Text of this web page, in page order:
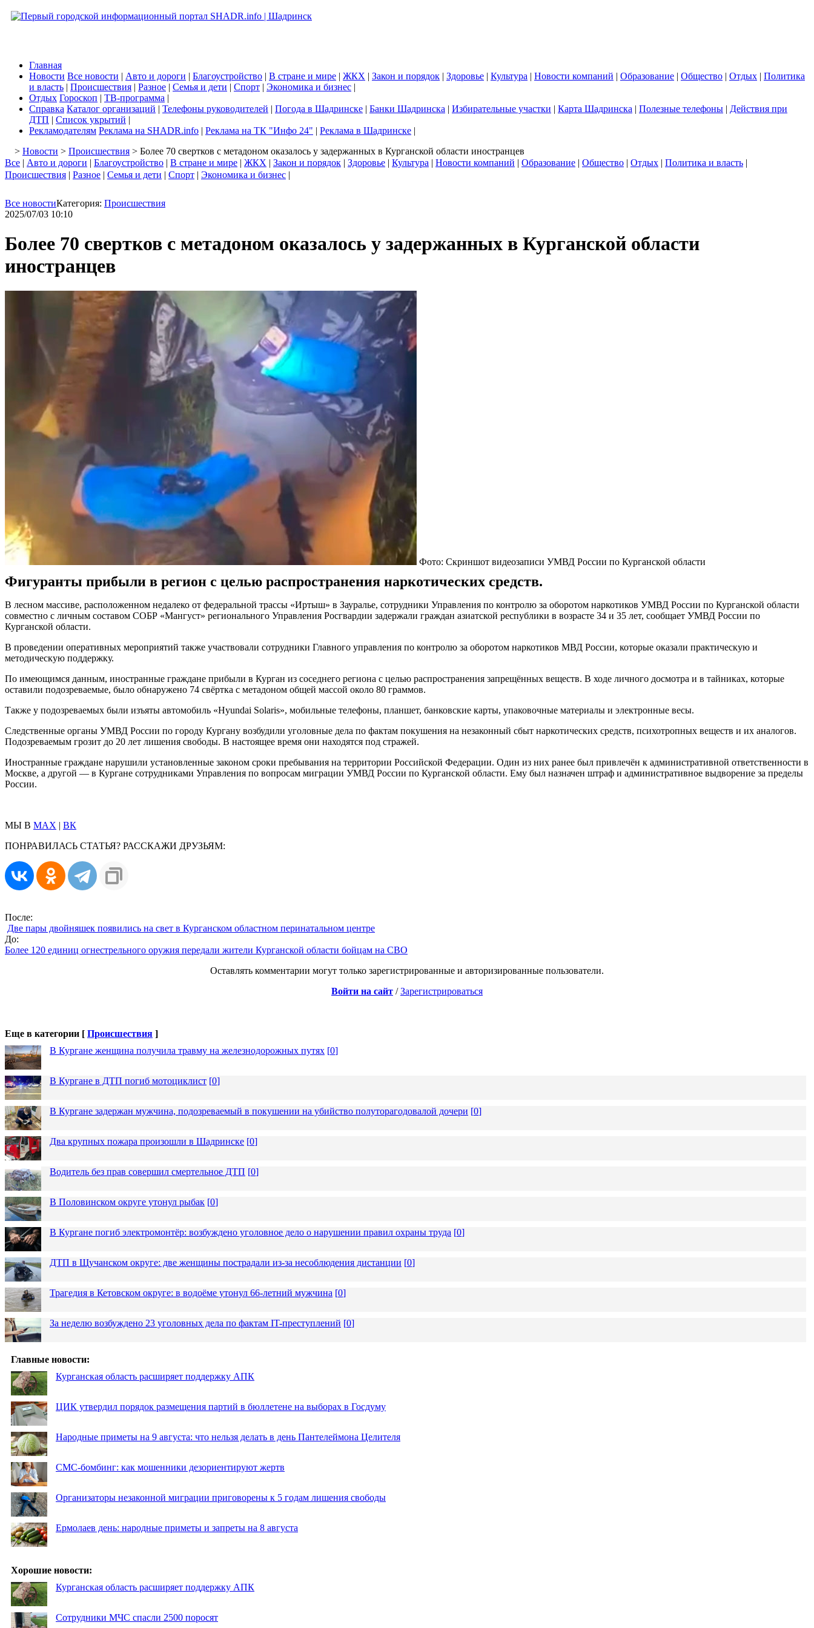
Главная
Новости Все новости | Авто и дороги | Благоустройство | В стране и мире | ЖКХ | Закон и порядок | Здоровье | Культура | Новости компаний | Образование | Общество | Отдых | Политика
и власть | Происшествия | Разное | Семья и дети | Спорт | Экономика и бизнес |
Отдых Гороскоп | ТВ-программа |
Справка Каталог организаций | Телефоны руководителей | Погода в Шадринске | Банки Шадринска | Избирательные участки | Карта Шадринска | Полезные телефоны | Действия при
ДТП | Список укрытий |
Рекламодателям Реклама на SHADR.info | Реклама на ТК "Инфо 24" | Реклама в Шадринске |
> Новости > Происшествия > Более 70 свертков с метадоном оказалось у задержанных в Курганской области иностранцев
Все | Авто и дороги | Благоустройство | В стране и мире | ЖКХ | Закон и порядок | Здоровье | Культура | Новости компаний | Образование | Общество | Отдых | Политика и власть |
Происшествия | Разное | Семья и дети | Спорт | Экономика и бизнес |
Все новостиКатегория: Происшествия
2025/07/03 10:10
Более 70 свертков с метадоном оказалось у задержанных в Курганской области
иностранцев
Фото: Скриншот видеозаписи УМВД России по Курганской области
Фигуранты прибыли в регион с целью распространения наркотических средств.
В лесном массиве, расположенном недалеко от федеральной трассы «Иртыш» в Зауралье, сотрудники Управления по контролю за оборотом наркотиков УМВД России по Курганской области
совместно с личным составом СОБР «Мангуст» регионального Управления Росгвардии задержали граждан азиатской республики в возрасте 34 и 35 лет, сообщает УМВД России по
Курганской области.
В проведении оперативных мероприятий также участвовали сотрудники Главного управления по контролю за оборотом наркотиков МВД России, которые оказали практическую и
методическую поддержку.
По имеющимся данным, иностранные граждане прибыли в Курган из соседнего региона с целью распространения запрещённых веществ. В ходе личного досмотра и в тайниках, которые
оставили подозреваемые, было обнаружено 74 свёртка с метадоном общей массой около 80 граммов.
Также у подозреваемых были изъяты автомобиль «Hyundai Solaris», мобильные телефоны, планшет, банковские карты, упаковочные материалы и электронные весы.
Следственные органы УМВД России по городу Кургану возбудили уголовные дела по фактам покушения на незаконный сбыт наркотических средств, психотропных веществ и их аналогов.
Подозреваемым грозит до 20 лет лишения свободы. В настоящее время они находятся под стражей.
Иностранные граждане нарушили установленные законом сроки пребывания на территории Российской Федерации. Один из них ранее был привлечён к административной ответственности в
Москве, а другой — в Кургане сотрудниками Управления по вопросам миграции УМВД России по Курганской области. Ему был назначен штраф и административное выдворение за пределы
России.
МЫ В MAX | ВК
ПОНРАВИЛАСЬ СТАТЬЯ? РАССКАЖИ ДРУЗЬЯМ:
После:
Две пары двойняшек появились на свет в Курганском областном перинатальном центре
До:
Более 120 единиц огнестрельного оружия передали жители Курганской области бойцам на СВО
Оставлять комментарии могут только зарегистрированные и авторизированные пользователи.
Войти на сайт /Зарегистрироваться
Еще в категории [ Происшествия ]
В Кургане женщина получила травму на железнодорожных путях [0]
В Кургане в ДТП погиб мотоциклист [0]
В Кургане задержан мужчина, подозреваемый в покушении на убийство полуторагодовалой дочери [0]
Два крупных пожара произошли в Шадринске [0]
Водитель без прав совершил смертельное ДТП [0]
В Половинском округе утонул рыбак [0]
В Кургане погиб электромонтёр: возбуждено уголовное дело о нарушении правил охраны труда [0]
ДТП в Щучанском округе: две женщины пострадали из-за несоблюдения дистанции [0]
Трагедия в Кетовском округе: в водоёме утонул 66-летний мужчина [0]
За неделю возбуждено 23 уголовных дела по фактам IT-преступлений [0]
Главные новости:
Курганская область расширяет поддержку АПК
ЦИК утвердил порядок размещения партий в бюллетене на выборах в Госдуму
Народные приметы на 9 августа: что нельзя делать в день Пантелеймона Целителя
СМС-бомбинг: как мошенники дезориентируют жертв
Организаторы незаконной миграции приговорены к 5 годам лишения свободы
Ермолаев день: народные приметы и запреты на 8 августа
Хорошие новости:
Курганская область расширяет поддержку АПК
Сотрудники МЧС спасли 2500 поросят